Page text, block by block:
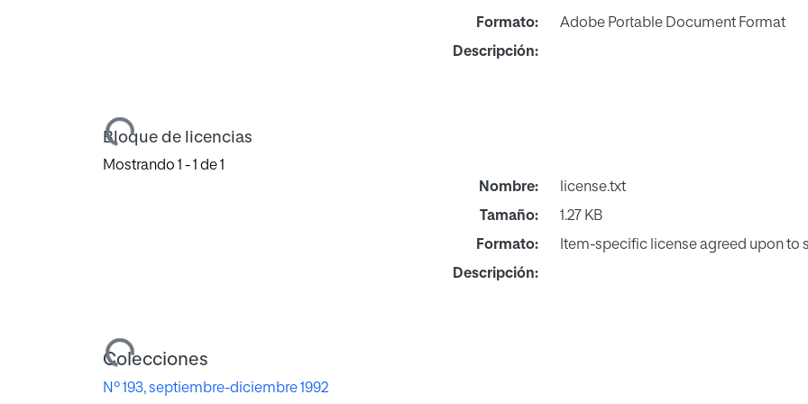
Cargando...
Formato:
Adobe Portable Document Format
Descripción:
Bloque de licencias
Mostrando 1 - 1 de 1
Cargando...
Nombre:
license.txt
Tamaño:
1.27 KB
Formato:
Item-specific license agreed upon to
Descripción:
Colecciones
Nº 193, septiembre-diciembre 1992